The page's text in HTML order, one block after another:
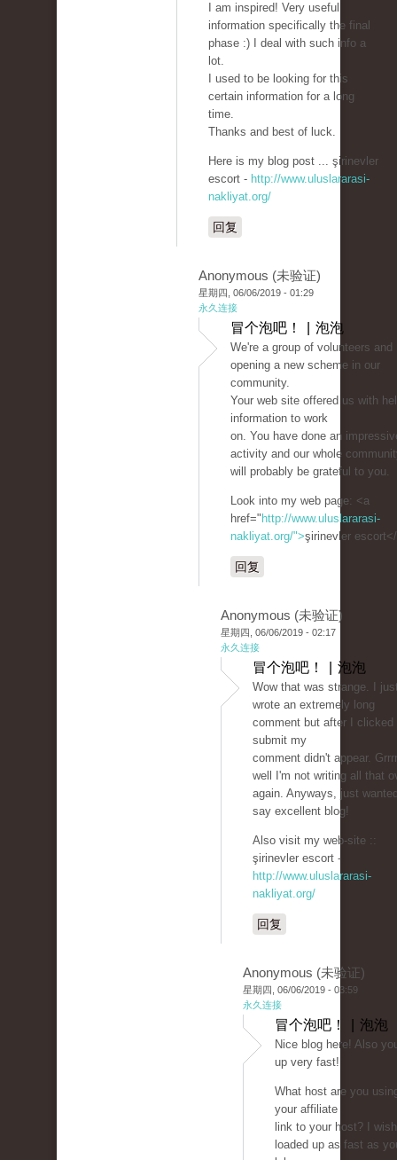
I am inspired! Very useful
information specifically the final
phase :) I deal with such info a
lot.
I used to be looking for this
certain information for a long
time.
Thanks and best of luck.
Here is my blog post ... şirinevler
escort - http://www.uluslararasi-
nakliyat.org/
回复
Anonymous (未验证)
星期四, 06/06/2019 - 01:29
永久连接
冒个泡吧！ | 泡泡
We're a group of volunteers and
opening a new scheme in our
community.
Your web site offered us with
information to work
on. You have done an
activity and our whole
will probably be grateful to you.
Look into my web page: <a
href=" http://www.uluslararasi-
nakliyat.org/">şirinevler
回复
Anonymous (未验证)
星期四, 06/06/2019 - 02:17
永久连接
冒个泡吧！ | 泡泡
Wow that was strange. I
wrote an extremely long
comment but after I clicked
submit my
comment didn't appear.
well I'm not writing all that
again. Anyways, just
say excellent blog!
Also visit my web-site ::
şirinevler escort -
http://www.uluslararasi-
nakliyat.org/
回复
Anonymous (未验证)
星期四, 06/06/2019 - 03:59
永久连接
冒个泡吧！ | 泡泡
Nice blog here! Also
up very fast!
What host are you
your affiliate
link to your host? I
loaded up as fast as